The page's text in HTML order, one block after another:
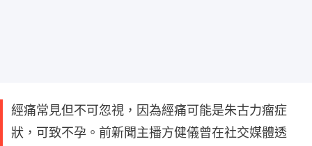
經痛常見但不可忽視，因為經痛可能是朱古力瘤症
狀，可致不孕。前新聞主播方健儀曾在社交媒體透